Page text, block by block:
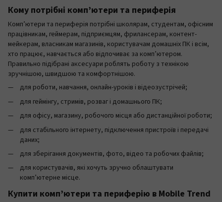
Кому потрібні комп’ютери та периферія
Комп’ютери та периферія потрібні школярам, студентам, офісним
працівникам, геймерам, підприємцям, фрилансерам, контент-
мейкерам, власникам магазинів, користувачам домашніх ПК і всім,
хто працює, навчається або відпочиває за комп’ютером.
Правильно підібрані аксесуари роблять роботу з технікою
зручнішою, швидшою та комфортнішою.
для роботи, навчання, онлайн-уроків і відеозустрічей;
для геймінгу, стримів, розваг і домашнього ПК;
для офісу, магазину, робочого місця або дистанційної роботи;
для стабільного інтернету, підключення пристроїв і передачі
даних;
для зберігання документів, фото, відео та робочих файлів;
для користувачів, які хочуть зручно облаштувати
комп’ютерне місце.
Купити комп’ютери та периферію в Mobile Trend